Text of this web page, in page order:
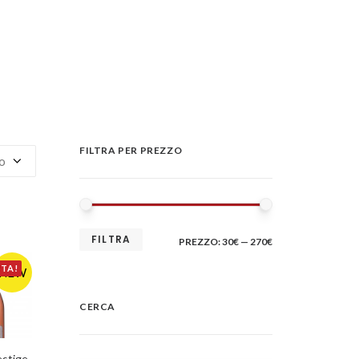
CARRELLO
FILTRA PER PREZZO
PREZZO
PREZZO
FILTRA PREZZO:30€ — 270€
CERCA